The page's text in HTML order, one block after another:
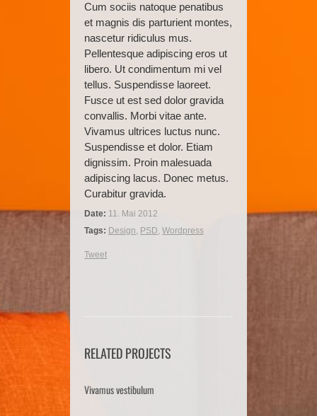
Cum sociis natoque penatibus
et magnis dis parturient montes,
nascetur ridiculus mus.
Pellentesque adipiscing eros ut
libero. Ut condimentum mi vel
tellus. Suspendisse laoreet.
Fusce ut est sed dolor gravida
convallis. Morbi vitae ante.
Vivamus ultrices luctus nunc.
Suspendisse et dolor. Etiam
dignissim. Proin malesuada
adipiscing lacus. Donec metus.
Curabitur gravida.
Date: 11. Mai 2012
Tags: Design, PSD, Wordpress
Tweet
RELATED PROJECTS
Vivamus vestibulum